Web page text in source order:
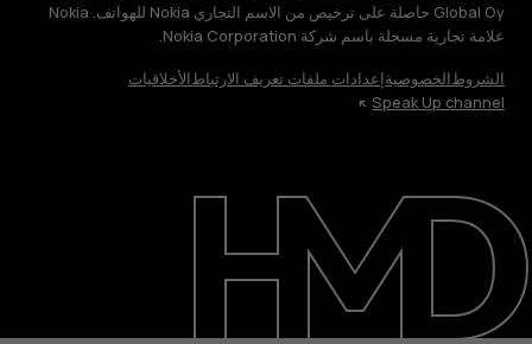
حول
الدعم
Iraq
Global Oy حاصلة على ترخيص من الاسم التجاري Nokia للهواتف. Nokia
علامة تجارية مسجلة باسم شركة Nokia Corporation.
الشروطالخصوصيةإعدادات ملفات تعريف الارتباطالأخلاقيات
Speak Up channel